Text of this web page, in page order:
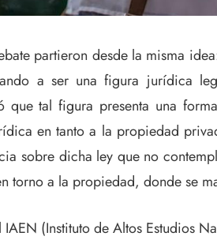
partieron desde la misma
a ser una figura jurídica
que tal figura presenta una
en tanto a la propiedad
sobre dicha ley que no
torno a la propiedad, donde se
IAEN (Instituto de Altos Estudios